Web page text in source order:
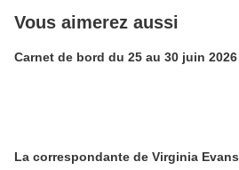
Vous aimerez aussi
Carnet de bord du 25 au 30 juin 2026
La correspondante de Virginia Evans